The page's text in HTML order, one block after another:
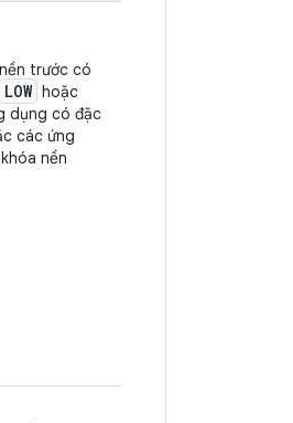
trước có
LOW hoặc
dụng có đặc
các ứng
nền